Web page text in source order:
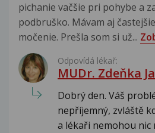
pichanie vačšie pri pohybe a
podbruško. Mávam aj
močenie. Prešla som si už...
Odpovídá lékař:
MUDr. Zdeňka
Dobrý den. Váš
nepříjemný, zvláště
a lékaři nemohou nic